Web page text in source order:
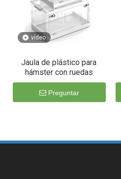
vídeo
Jaula de plástico para
hámster con ruedas
Preguntar